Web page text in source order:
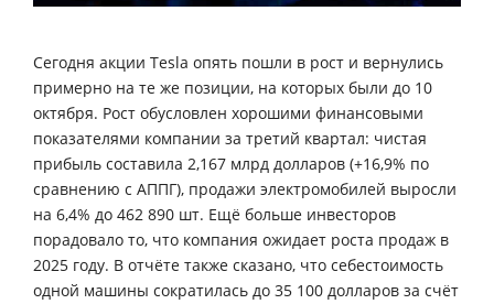
Сегодня акции Tesla опять пошли в рост и вернулись
примерно на те же позиции, на которых были до 10
октября. Рост обусловлен хорошими финансовыми
показателями компании за третий квартал: чистая
прибыль составила 2,167 млрд долларов (+16,9% по
сравнению с АППГ), продажи электромобилей выросли
на 6,4% до 462 890 шт. Ещё больше инвесторов
порадовало то, что компания ожидает роста продаж в
2025 году. В отчёте также сказано, что себестоимость
одной машины сократилась до 35 100 долларов за счёт